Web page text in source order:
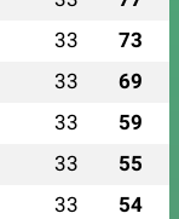
33 73
33 69
33 59
33 55
33 54